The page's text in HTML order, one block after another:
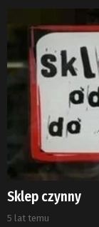
Sklep czynny
5 lat temu